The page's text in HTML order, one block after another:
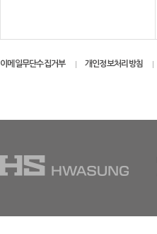
이메일무단수집거부 개인정보처리방침